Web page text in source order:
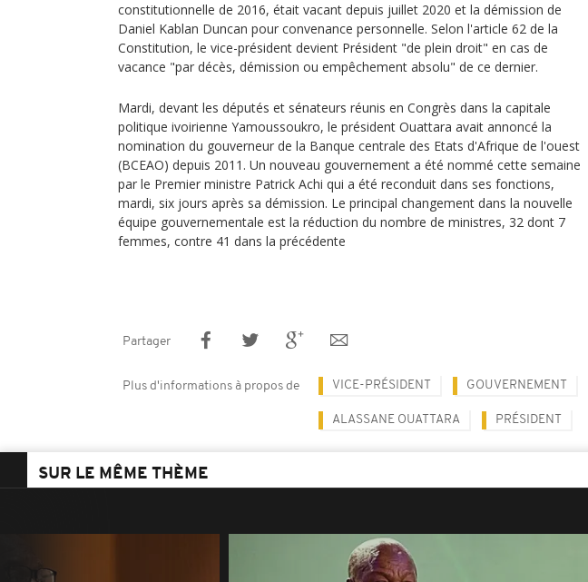
constitutionnelle de 2016, était vacant depuis juillet 2020 et la démission de
Daniel Kablan Duncan pour convenance personnelle. Selon l'article 62 de la
Constitution, le vice-président devient Président "de plein droit" en cas de
vacance "par décès, démission ou empêchement absolu" de ce dernier.
Mardi, devant les députés et sénateurs réunis en Congrès dans la capitale
politique ivoirienne Yamoussoukro, le président Ouattara avait annoncé la
nomination du gouverneur de la Banque centrale des Etats d'Afrique de l'ouest
(BCEAO) depuis 2011. Un nouveau gouvernement a été nommé cette semaine
par le Premier ministre Patrick Achi qui a été reconduit dans ses fonctions,
mardi, six jours après sa démission. Le principal changement dans la nouvelle
équipe gouvernementale est la réduction du nombre de ministres, 32 dont 7
femmes, contre 41 dans la précédente
Partager
Plus d'informations à propos de VICE-PRÉSIDENT GOUVERNEMENT
ALASSANE OUATTARA PRÉSIDENT
SUR LE MÊME THÈME